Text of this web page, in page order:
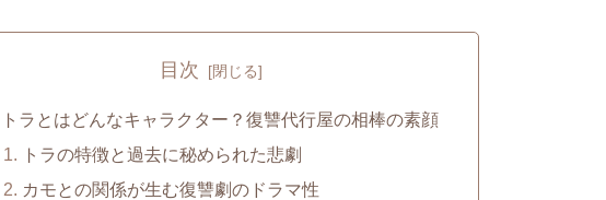
目次
トラとはどんなキャラクター？復讐代行屋の相棒の素顔
トラの特徴と過去に秘められた悲劇
カモとの関係が生む復讐劇のドラマ性